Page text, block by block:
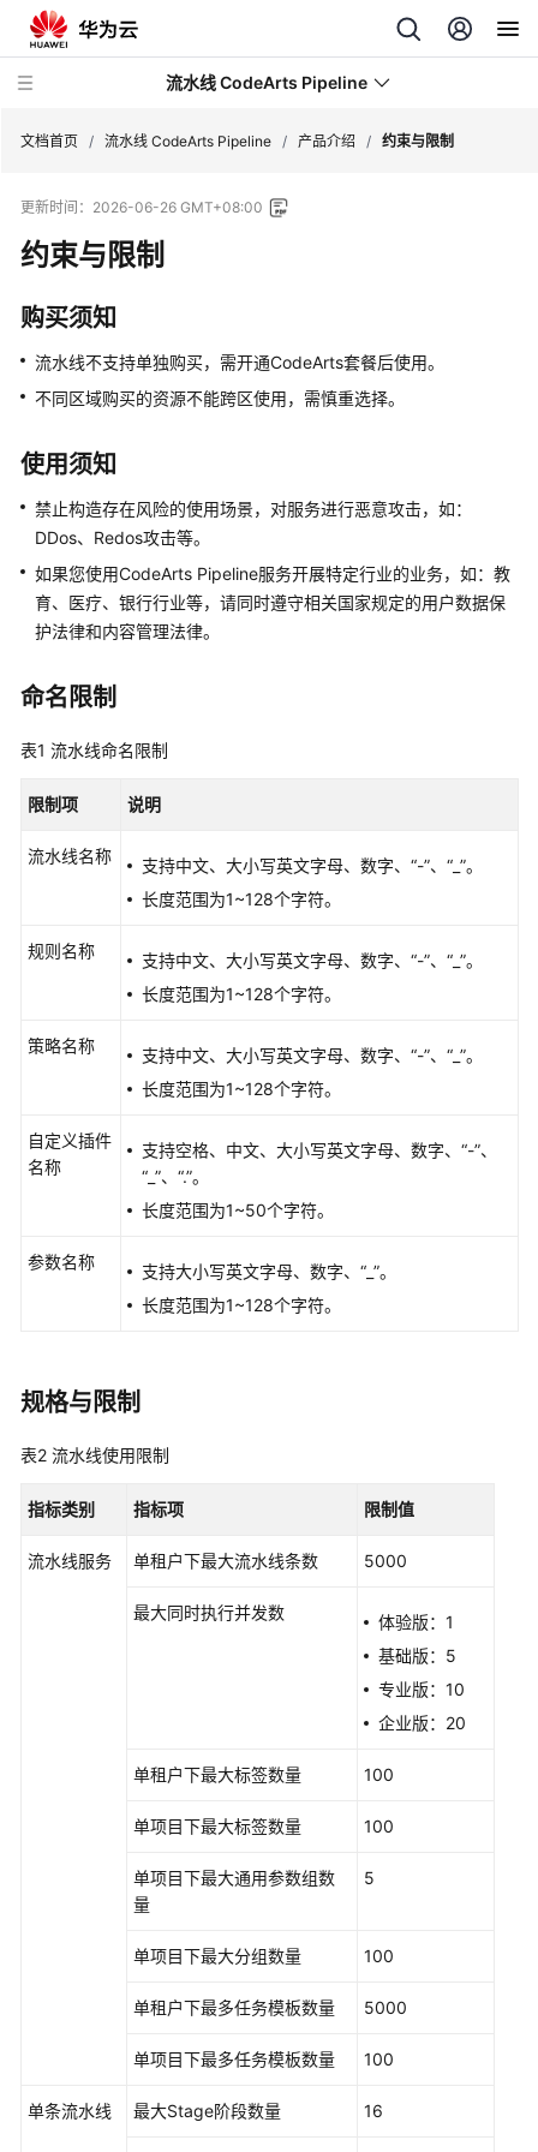
流水线 CodeArts Pipeline
最
新
动
产
品
介
解
流
水
线
Pipeline）
什
是
水
优
用
束
限
本
考
文档首页 / 流水线 CodeArts Pipeline / 产品介绍 / 约束与限制
更新时间： 2026-06-26 GMT+08:00
约束与限制
购买须知
流水线不支持单独购买，需开通CodeArts套餐后使用。
不同区域购买的资源不能跨区使用，需慎重选择。
使用须知
禁止构造存在风险的使用场景，对服务进行恶意攻击，如：
DDos、Redos攻击等。
如果您使用CodeArts Pipeline服务开展特定行业的业务，如：教
育、医疗、银行行业等，请同时遵守相关国家规定的用户数据保
护法律和内容管理法律。
命名限制
表1 流水线命名限制
限制项 说明
流水线名称
支持中文、大小写英文字母、数字、“-”、“_”。
长度范围为1~128个字符。
规则名称
支持中文、大小写英文字母、数字、“-”、“_”。
长度范围为1~128个字符。
策略名称
支持中文、大小写英文字母、数字、“-”、“_”。
长度范围为1~128个字符。
自定义插件
名称
支持空格、中文、大小写英文字母、数字、“-”、
“_”、“.”。
长度范围为1~50个字符。
参数名称
支持大小写英文字母、数字、“_”。
长度范围为1~128个字符。
规格与限制
表2 流水线使用限制
指标类别 指标项 限制值
流水线服务 单租户下最大流水线条数 5000
最大同时执行并发数
体验版：1
基础版：5
专业版：10
企业版：20
单租户下最大标签数量 100
单项目下最大标签数量 100
单项目下最大通用参数组数
量
5
单项目下最大分组数量 100
单租户下最多任务模板数量 5000
单项目下最多任务模板数量 100
单条流水线 最大Stage阶段数量 16